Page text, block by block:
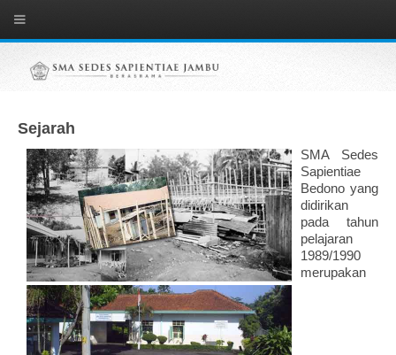
Sejarah
SMA Sedes
Sapientiae
Bedono yang
didirikan
pada tahun
pelajaran
1989/1990
merupakan